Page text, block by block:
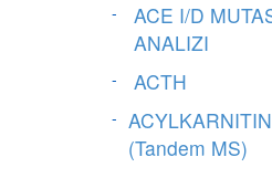
ACE I/D
ANALIZI
ACTH
(Tandem MS)